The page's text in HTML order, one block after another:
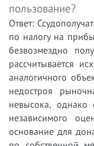
пользование?
Ответ:
по налогу на
безвозмездно
рассчитывается
аналогичного
недостроя
невысока, однако
независимого
основание для